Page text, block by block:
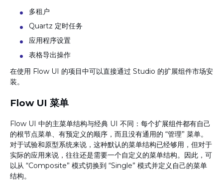
多租户
Quartz 定时任务
应用程序设置
表格导出操作
在使用 Flow UI 的项目中可以直接通过 Studio 的扩展组件市场安
装。
Flow UI 菜单
Flow UI 中的主菜单结构与经典 UI 不同：每个扩展组件都有自己
的根节点菜单、有预定义的顺序，而且没有通用的 “管理” 菜单。
对于试验和原型系统来说，这种默认的菜单结构已经够用，但对于
实际的应用来说，往往还是需要一个自定义的菜单结构。因此，可
以从 “Composite” 模式切换到 “Single” 模式并定义自己的菜单
结构。